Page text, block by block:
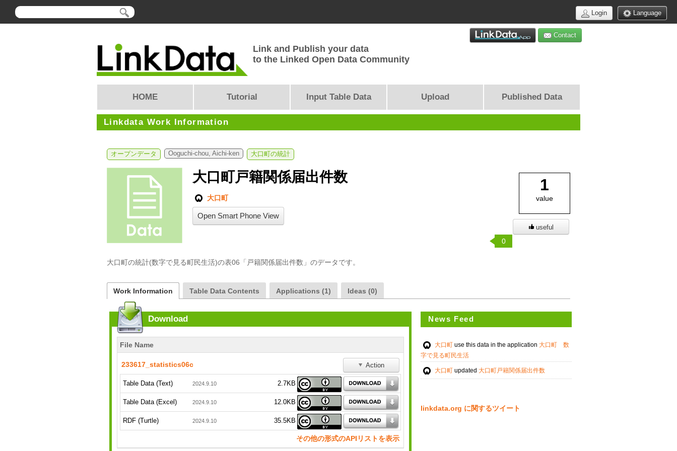
Language
Login
Contact
Link and Publish your data
to the Linked Open Data Community
HOME Tutorial Input Table Data Upload Published Data
Linkdata Work Information
オープンデータ Ooguchi-chou, Aichi-ken 大口町の統計
大口町戸籍関係届出件数
大口町
Open Smart Phone View
大口町の統計(数字で見る町民生活)の表06「戸籍関係届出件数」のデータです。
1
value
useful
0
Work Information Table Data Contents Applications (1) Ideas (0)
Download
File Name
233617_statistics06c Action
Table Data (Text) 2024.9.10 2.7KB
Table Data (Excel) 2024.9.10 12.0KB
RDF (Turtle) 2024.9.10 35.5KB
その他の形式のAPIリストを表示
News Feed
大口町 use this data in the application 大口町 数
字で見る町民生活
大口町 updated 大口町戸籍関係届出件数
linkdata.org に関するツイート